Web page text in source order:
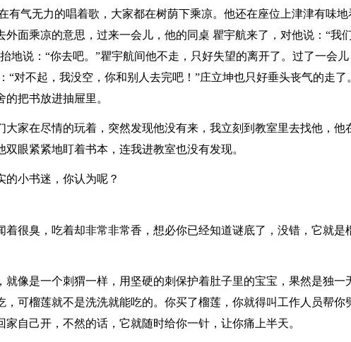
有气无力的唱着歌，大家都在树荫下乘凉。他还在座位上津津有味地
外面乘凉的意思，过来一会儿，他的同桌 瞿宇航来了，对他说：“我
地说：“你去吧。”瞿宇航间他不走，只好失望的离开了。过了一会儿
“对不起，我没空，你和别人去完吧！”庄立坤也只好垂头丧气的走了
把书放进抽屉里。
大家在尽情的玩着，突然发现他没有来，我立刻到教室里去找他，他
眼紧紧地盯着书本，连我进教室也没有发现。
的小书迷，你认为呢？
着很臭，吃着却非常非常香，想必你已经知道谜底了，没错，它就是
就像是一个刺猬一样，用坚硬的刺保护着肚子里的宝宝，果然是独一
，可榴莲就不是洗洗就能吃的。你买了榴莲，你就得叫工作人员帮你
自己开，不然的话，它就随时给你一针，让你痛上半天。